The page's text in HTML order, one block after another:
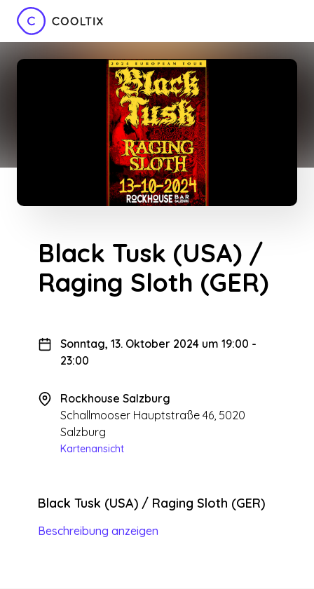
Black Tusk (USA) /
Raging Sloth (GER)
Sonntag, 13. Oktober 2024 um 19:00 -
23:00
Rockhouse Salzburg
Schallmooser Hauptstraße 46, 5020
Salzburg
Kartenansicht
Black Tusk (USA) / Raging Sloth (GER)
Beschreibung anzeigen